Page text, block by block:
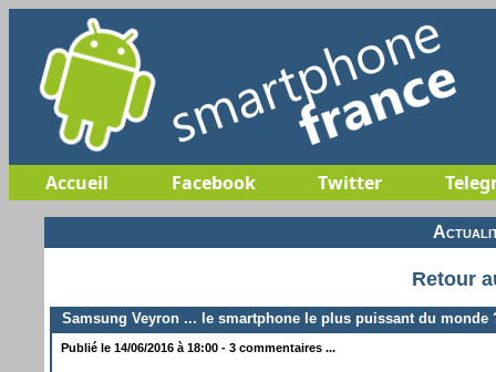
Accueil Facebook Twitter
Retour
Samsung Veyron ... le smartphone le plus puissant du monde
Publié le 14/06/2016 à 18:00 - 3 commentaires ...